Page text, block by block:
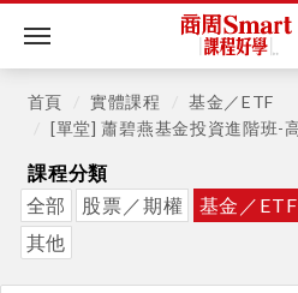
Toggle
navigation
首頁 實體課程
基金／ETF
[單堂] 蕭碧燕基金投資進階班-
課程分類
全部
股票／期權 基金／ETF
其他